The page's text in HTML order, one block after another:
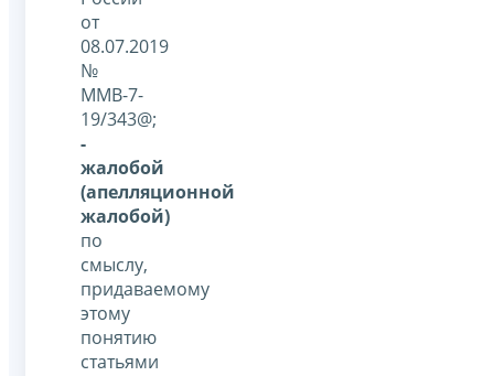
от
08.07.2019
№
ММВ-7-
19/343@;
-
жалобой
(апелляционной
жалобой)
по
смыслу,
придаваемому
этому
понятию
статьями